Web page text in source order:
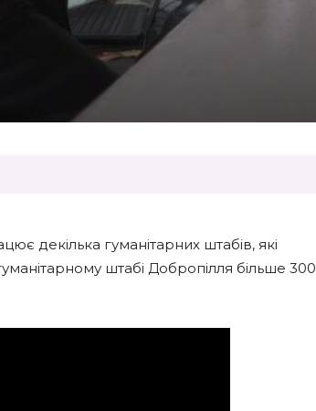
декілька гуманітарних штабів, які
штабі Добропілля більше 300